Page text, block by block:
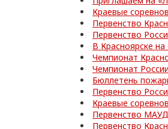
Краевые
Первенство
Первенство
В Красноярске
Чемпионат
Чемпионат
Бюллетень
Первенство
Краевые
Первенство
Первенство